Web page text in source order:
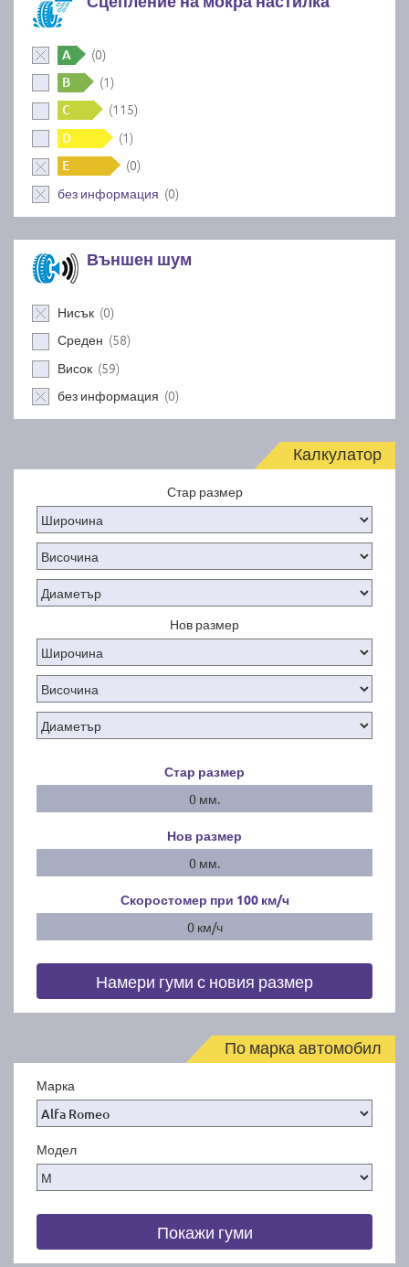
A (0)
B (1)
C (115)
D (1)
E (0)
без информация (0)
Външен шум
Нисък (0)
Среден (58)
Висок (59)
без информация (0)
Калкулатор
Стар размер
Нов размер
Стар размер
0 мм.
Нов размер
0 мм.
Скоростомер при 100 км/ч
0 км/ч
Намери гуми с новия размер
По марка автомобил
Марка
Модел
Покажи гуми